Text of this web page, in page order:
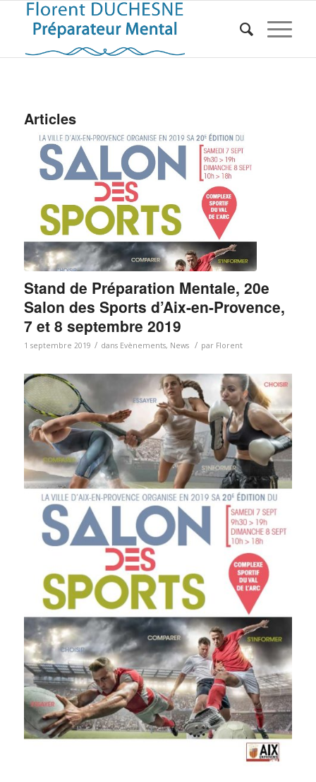
Articles
Stand de Préparation Mentale, 20e
Salon des Sports d’Aix-en-Provence,
7 et 8 septembre 2019
1 septembre 2019 / dans Evènements, News / par Florent